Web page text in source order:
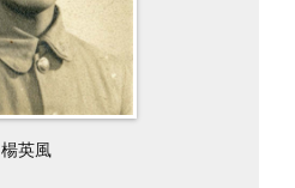
楊英風